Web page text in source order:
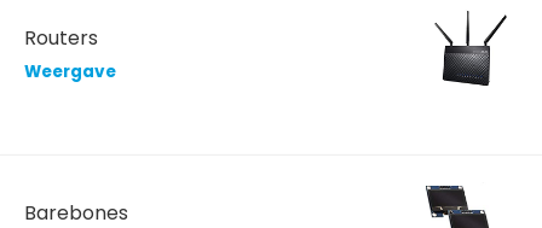
Routers
Weergave
Barebones